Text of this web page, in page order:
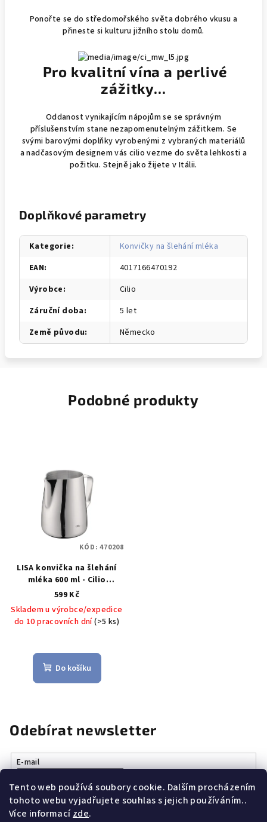
Tento web používá soubory cookie. Dalším procházením
tohoto webu vyjadřujete souhlas s jejich používáním..
Více informacízde.
Ponořte se do středomořského světa dobrého vkusu a
přineste si kulturu jižního stolu domů.
Pro kvalitní vína a perlivé
zážitky...
Oddanost vynikajícím nápojům se se správným
příslušenstvím stane nezapomenutelným zážitkem. Se
svými barovými doplňky vyrobenými z vybraných materiálů
a nadčasovým designem vás cilio vezme do světa lehkosti a
požitku. Stejně jako žijete v Itálii.
Doplňkové parametry
Kategorie:
Konvičky na šlehání mléka
EAN:
4017166470192
Výrobce:
Cilio
Záruční doba:
5 let
Země původu: Německo
Podobné produkty
LISA konvička na šlehání
mléka 600 ml - Cilio
Konvička na napěnění
mléka LISA 60 cl - Cilio
599 Kč
Skladem u výrobce/expedice
do 10 pracovních dní(>5 ks)
Do košíku
KÓD:470208
Odebírat newsletter
E-mail
Vložením e-mailu souhlasíte spodmínkami ochrany osobních
údajů